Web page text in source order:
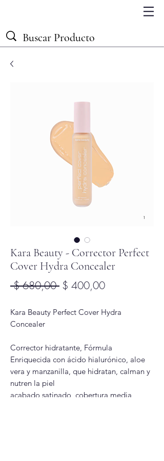
Kara Beauty - Corrector Perfect
Cover Hydra Concealer
$ 680,00 Precio
$ 400,00Precio
oferta
Kara Beauty Perfect Cover Hydra
Concealer
Corrector hidratante, Fórmula
Enriquecida con ácido hialurónico, aloe
vera y manzanilla, que hidratan, calman y
nutren la piel
acabado satinado, cobertura media